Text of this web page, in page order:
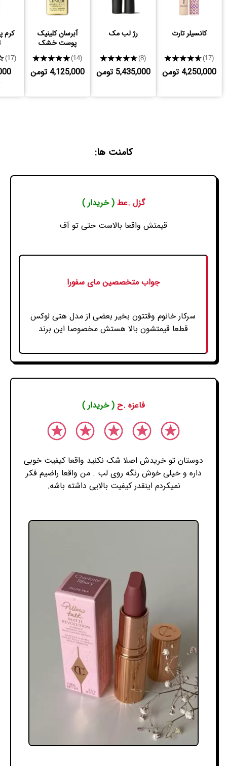
کانسیلر تارت
★★★★★(17)
4,250,000 تومن
رژ لب مک
★★★★★(8)
5,435,000 تومن
آبرسان کلینیک
پوست خشک
★★★★★(14)
4,125,000 تومن
کرم
(17)
کامنت ها:
گزل .عط ( خریدار )
قیمتش واقعا بالاست حتی تو آف
جواب متخصصین مای سفورا
سرکار خانوم وقتتون بخیر بعضی از مدل هتی لوکس
قطعا قیمتشون بالا هستش مخصوصا این برند
فاعزه .ح ( خریدار )
دوستان تو خریدش اصلا شک نکنید واقعا کیفیت خوبی
داره و خیلی خوش رنگه روی لب . من واقعا راضیم فکر
نمیکردم اینقدر کیفیت بالایی داشته باشه.